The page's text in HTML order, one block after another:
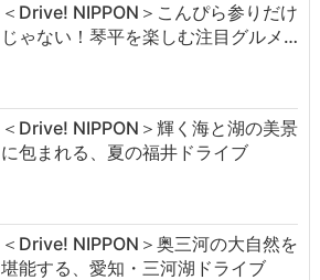
＜Drive! NIPPON＞こんぴら参りだけ
じゃない！琴平を楽しむ注目グルメ…
＜Drive! NIPPON＞輝く海と湖の美景
に包まれる、夏の福井ドライブ
＜Drive! NIPPON＞奥三河の大自然を
堪能する、愛知・三河湖ドライブ